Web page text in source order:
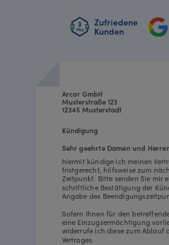
Zufriedene
Kunden
Arcor GmbH
Musterstraße 123
12345 Musterstadt
hiermit kündige ich meinen
fristgerecht, hilfsweise zum
Zeitpunkt. Bitte senden Sie mir
schriftliche Bestätigung der
Angabe des
Sofern Ihnen für den
eine Einzugsermächtigung
widerrufe ich diese zum Ablauf
Vertrages.
Sehr geehrte Damen und
Kündigung